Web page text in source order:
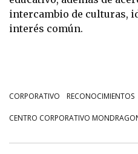
intercambio de culturas,
interés común.
CORPORATIVO RECONOCIMIENTOS
CENTRO CORPORATIVO